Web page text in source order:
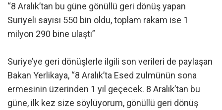
“8 Aralık’tan bu güne gönüllü geri dönüş yapan
Suriyeli sayısı 550 bin oldu, toplam rakam ise 1
milyon 290 bine ulaştı”
Suriye’ye geri dönüşlerle ilgili son verileri de paylaşan
Bakan Yerlikaya, “8 Aralık’ta Esed zulmünün sona
ermesinin üzerinden 1 yıl geçecek. 8 Aralık’tan bu
güne, ilk kez size söylüyorum, gönüllü geri dönüş